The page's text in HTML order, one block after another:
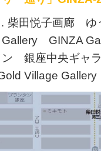
柴田悦子画廊 ゆ
Gallery GINZA
ン 銀座中央ギ
Village Gallery